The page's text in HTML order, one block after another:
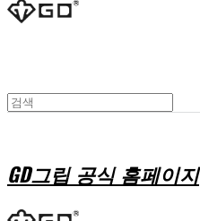
GD그립 공식 홈페이지